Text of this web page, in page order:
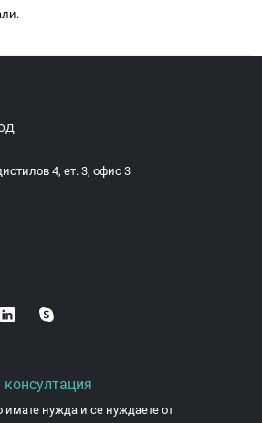
4, ет. 3, офис 3
консултация
имате нужда и се нуждаете от